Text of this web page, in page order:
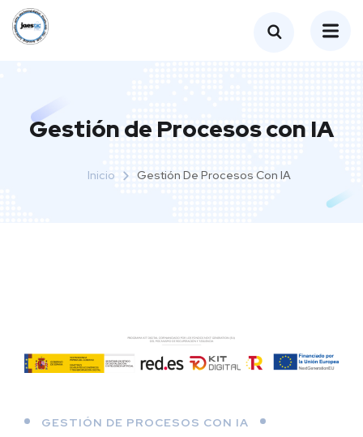
Gestión de Procesos con IA
Inicio Gestión De Procesos Con IA
GESTIÓN DE PROCESOS CON IA